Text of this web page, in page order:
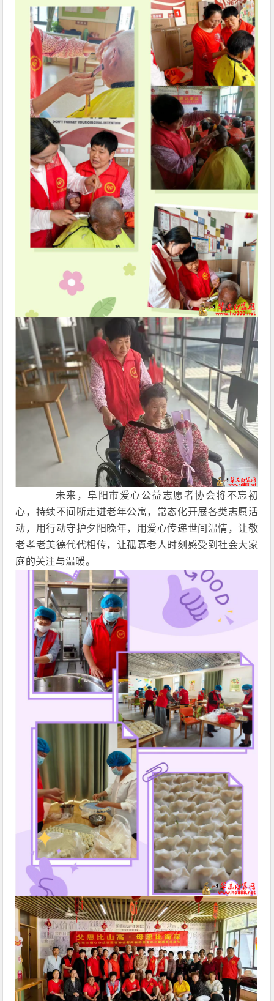
未来，阜阳市爱心公益志愿者协会将不忘初
心，持续不间断走进老年公寓，常态化开展各类志愿活
动，用行动守护夕阳晚年，用爱心传递世间温情，让敬
老孝老美德代代相传，让孤寡老人时刻感受到社会大家
庭的关注与温暖。